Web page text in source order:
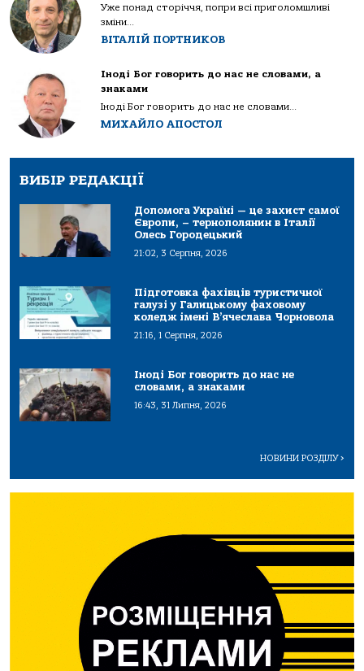
Уже понад сторіччя, попри всі приголомшливі
зміни...
ВІТАЛІЙ ПОРТНИКОВ
Іноді Бог говорить до нас не словами, а
знаками
Іноді Бог говорить до нас не словами...
МИХАЙЛО АПОСТОЛ
ВИБІР РЕДАКЦІЇ
Допомога Україні — це захист самої
Європи, – тернополянин в Італії
Олесь Городецький
21:02, 3 Серпня, 2026
Підготовка фахівців туристичної
галузі у Галицькому фаховому
коледж імені В’ячеслава Чорновола
21:16, 1 Серпня, 2026
Іноді Бог говорить до нас не
словами, а знаками
16:43, 31 Липня, 2026
НОВИНИ РОЗДІЛУ>